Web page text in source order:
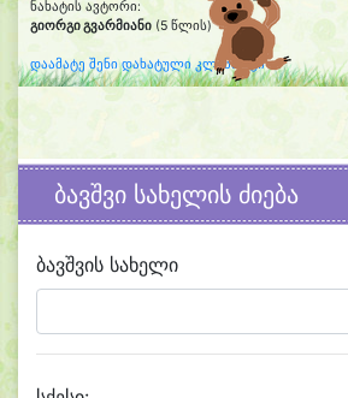
ნახატის ავტორი:
გიორგი გვარმიანი (5 წლის)
დაამატე შენი დახატული კლიპარტი
ბავშვი სახელის ძიება
ბავშვის სახელი